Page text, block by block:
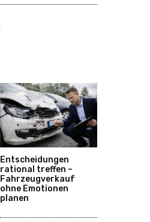
Entscheidungen
rational treffen –
Fahrzeugverkauf
ohne Emotionen
planen